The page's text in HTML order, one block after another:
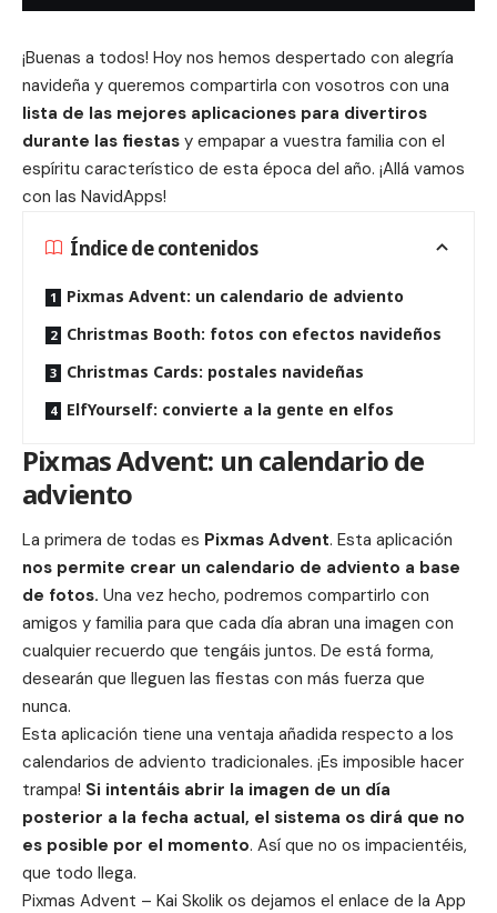
¡Buenas a todos! Hoy nos hemos despertado con alegría
navideña y queremos compartirla con vosotros con una
lista de las mejores aplicaciones para divertiros
durante las fiestas y empapar a vuestra familia con el
espíritu característico de esta época del año. ¡Allá vamos
con las NavidApps!
Índice de contenidos
Pixmas Advent: un calendario de adviento
Christmas Booth: fotos con efectos navideños
Christmas Cards: postales navideñas
ElfYourself: convierte a la gente en elfos
Pixmas Advent: un calendario de
adviento
La primera de todas es Pixmas Advent. Esta aplicación
nos permite crear un calendario de adviento a base
de fotos. Una vez hecho, podremos compartirlo con
amigos y familia para que cada día abran una imagen con
cualquier recuerdo que tengáis juntos. De está forma,
desearán que lleguen las fiestas con más fuerza que
nunca.
Esta aplicación tiene una ventaja añadida respecto a los
calendarios de adviento tradicionales. ¡Es imposible hacer
trampa! Si intentáis abrir la imagen de un día
posterior a la fecha actual, el sistema os dirá que no
es posible por el momento. Así que no os impacientéis,
que todo llega.
Pixmas Advent – Kai Skolik os dejamos el enlace de la App